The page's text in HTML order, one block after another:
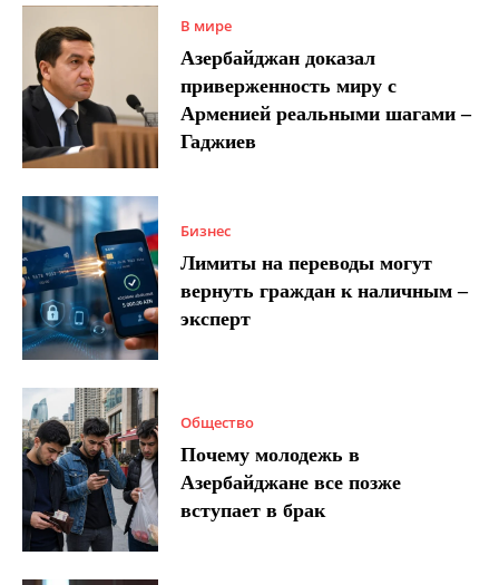
В мире
Азербайджан доказал
приверженность миру с
Арменией реальными шагами –
Гаджиев
Бизнес
Лимиты на переводы могут
вернуть граждан к наличным –
эксперт
Общество
Почему молодежь в
Азербайджане все позже
вступает в брак